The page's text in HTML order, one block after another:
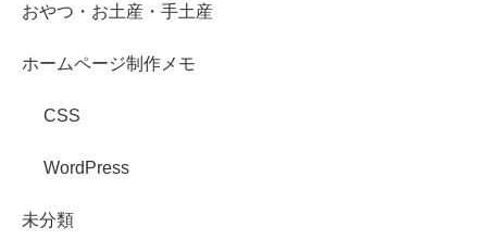
おやつ・お土産・手土産
ホームページ制作メモ
CSS
WordPress
未分類